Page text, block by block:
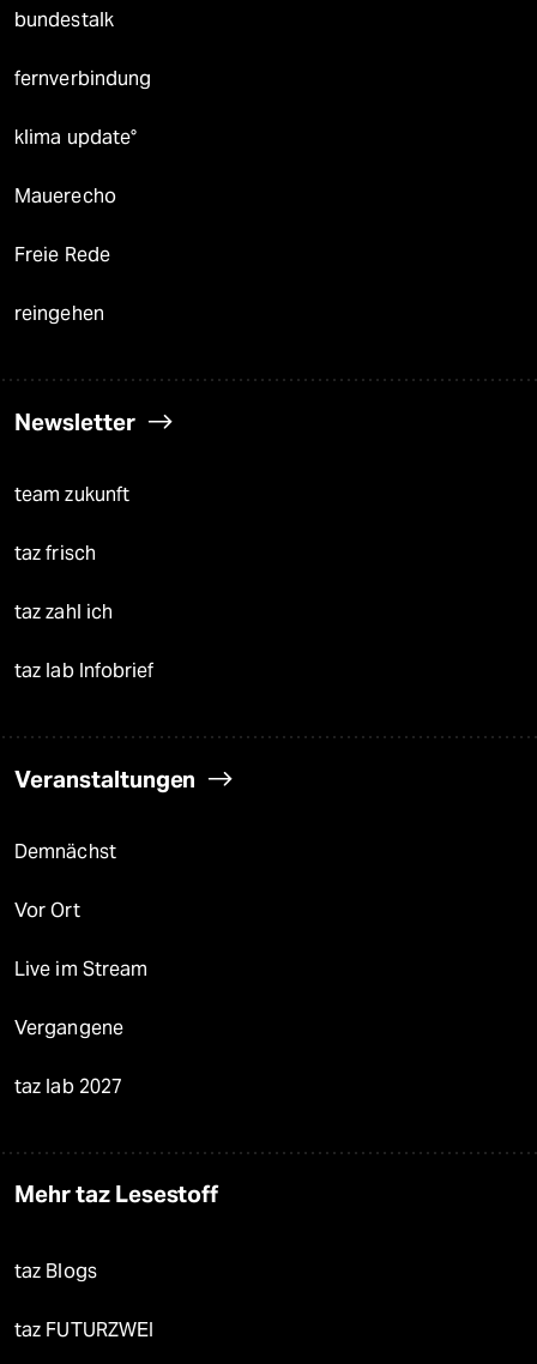
bundestalk
fernverbindung
klima update°
Mauerecho
Freie Rede
reingehen
Newsletter
team zukunft
taz frisch
taz zahl ich
taz lab Infobrief
Veranstaltungen
Demnächst
Vor Ort
Live im Stream
Vergangene
taz lab 2027
Mehr taz Lesestoff
taz Blogs
taz FUTURZWEI